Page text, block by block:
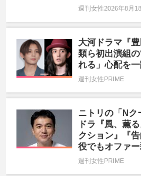
週刊女性2026年8月
大河ドラマ『
類ら初出演組
れる」心配を
週刊女性PRIME
ニトリの「Nク
ドラ『風、薫
クション』『
役でもオファ
週刊女性PRIME